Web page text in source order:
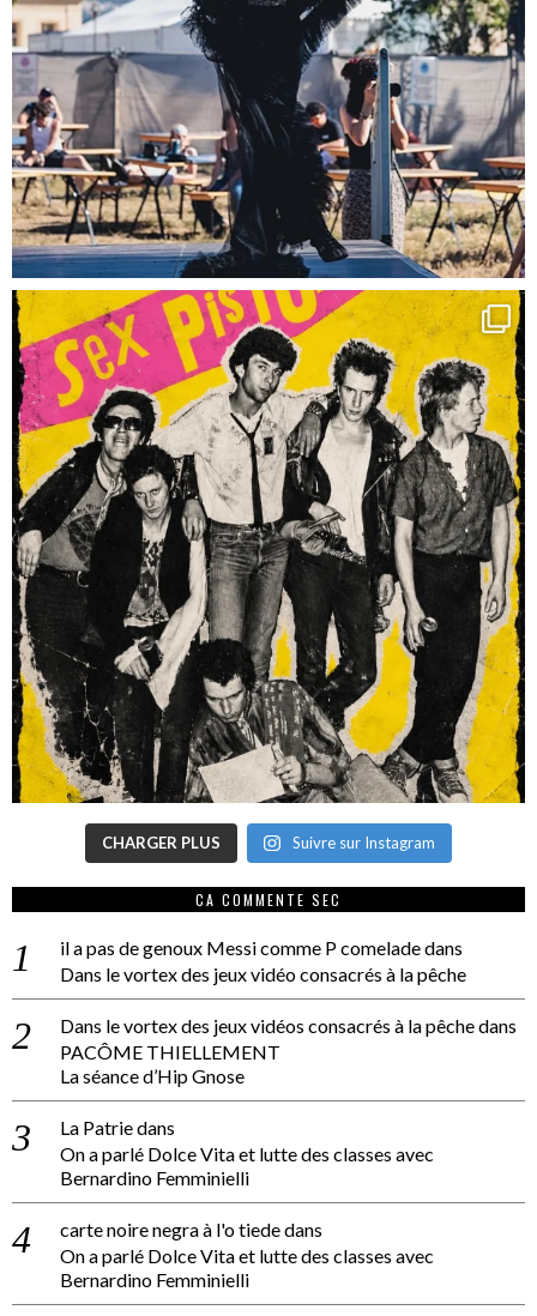
CHARGER PLUS Suivre sur Instagram
CA COMMENTE SEC
il a pas de genoux Messi comme P comeladedans
Dans le vortex des jeux vidéo consacrés à la pêche
Dans le vortex des jeux vidéos consacrés à la pêchedans
PACÔME THIELLEMENT
La séance d’Hip Gnose
La Patriedans
On a parlé Dolce Vita et lutte des classes avec
Bernardino Femminielli
carte noire negra à l'o tiededans
On a parlé Dolce Vita et lutte des classes avec
Bernardino Femminielli